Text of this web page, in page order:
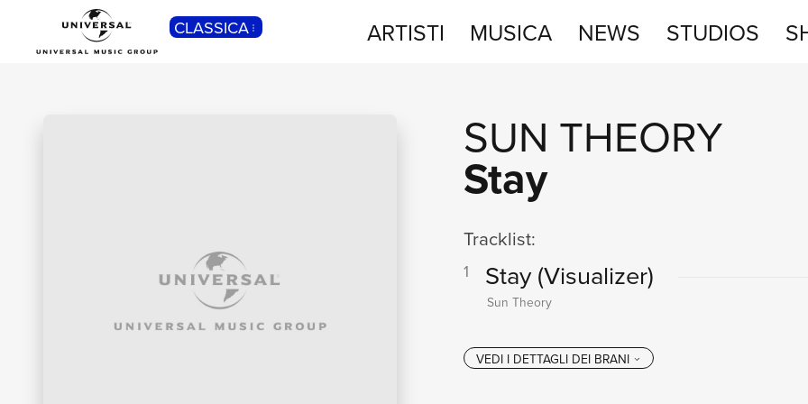
CLASSICA ARTISTI MUSICA NEWS STUDIOS
SUN THEORY
Stay
Tracklist:
1 Stay(Visualizer)
Sun Theory
POP
SHOP